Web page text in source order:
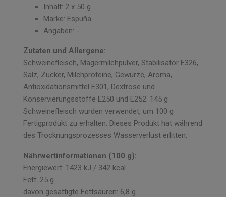
Inhalt: 2 x 50 g
Marke: Espuña
Angaben: -
Zutaten und Allergene:
Schweinefleisch, Magermilchpulver, Stabilisator E326,
Salz, Zucker, Milchproteine, Gewürze, Aroma,
Antioxidationsmittel E301, Dextrose und
Konservierungsstoffe E250 und E252. 145 g
Schweinefleisch wurden verwendet, um 100 g
Fertigprodukt zu erhalten. Dieses Produkt hat während
des Trocknungsprozesses Wasserverlust erlitten.
Nährwertinformationen (100 g):
Energiewert: 1423 kJ / 342 kcal
Fett: 25 g
davon gesättigte Fettsäuren: 6,8 g